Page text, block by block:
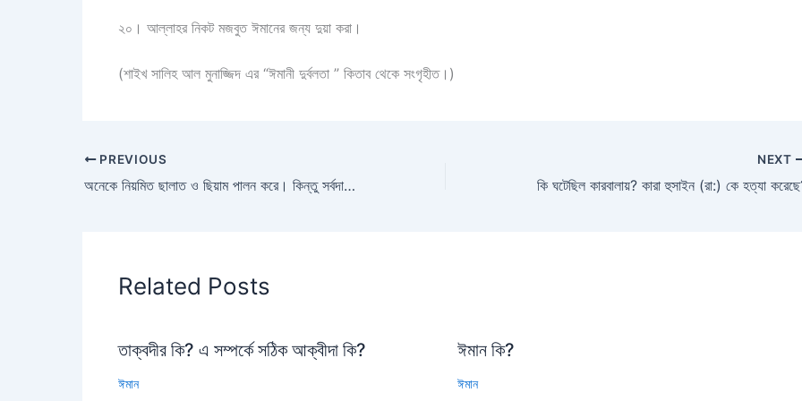
২০। আল্লাহর নিকট মজবুত ঈমানের জন্য দুয়া করা।
(শাইখ সালিহ আল মুনাজ্জিদ এর “ঈমানী দুর্বলতা ” কিতাব থেকে সংগৃহীত।)
PREVIOUS
অনেকে নিয়মিত ছালাত ও ছিয়াম পালন করে। কিন্তু সর্বদা টাখনুর নীচে কাপড় পরে। অথচ হাদীছে আছে, টাখনুর নীচে কাপড় পরিধানকারী ব্যক্তি জাহান্নামী। উক্ত ব্যক্তির পরিণাম কী হবে?
NEXT
কি ঘটেছিল কারবালায়? কারা হুসাইন (রা:) কে হত্যা
Related Posts
তাক্বদীর কি? এ সম্পর্কে সঠিক আক্বীদা কি?
ঈমান
ঈমান কি?
ঈমান